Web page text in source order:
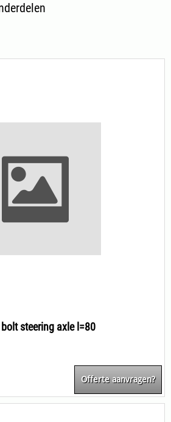
steering axle l=80
Offerte aanvragen?